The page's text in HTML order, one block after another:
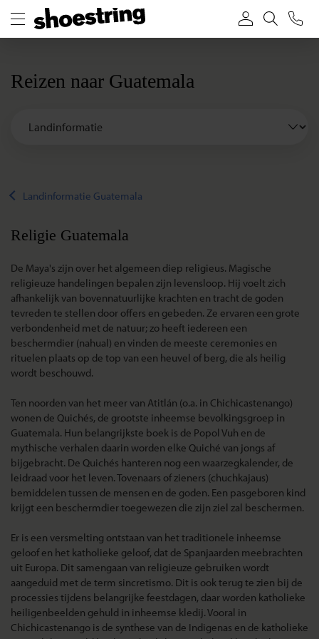
Reizen naar Guatemala
Landinformatie Guatemala
Religie Guatemala
De Maya's zijn over het algemeen diep religieus. Magische
religieuze handelingen bepalen zijn levensloop. Hij voelt zich
afhankelijk van bovennatuurlijke krachten en tracht de goden
tevreden te stellen door offers en gebeden. Ze ervaren een grote
verbondenheid met de natuur; zo heeft iedereen een
beschermdier (nahual) en vinden de meeste ceremonies en
rituelen plaats op de top van een heuvel of berg, die als heilig
wordt beschouwd.
Ten noorden van het meer van Atitlán (o.a. in Chichicastenango)
wonen de Quichés, de grootste inheemse bevolkingsgroep in
Guatemala. Hun belangrijkste boek is de Popol Vuh en de
mythische verhalen daarin worden elke Quiché van jongs af
bijgebracht. De Quichés hanteren nog een waarzegkalender, de
leidraad voor het leven. Tovenaars of zieners (chuchkajaus)
bemiddelen tussen de mensen en de goden. Een pasgeboren kind
krijgt een beschermdier toegewezen die zijn ziel zal beschermen.
Er is een versmelting ontstaan van het traditionele inheemse
geloof en het katholieke geloof, dat de Spanjaarden meebrachten
uit Europa. Dit samengaan van religieuze gebruiken wordt
aangeduid met de term sincretismo. Dit is ook terug te zien bij de
processies tijdens belangrijke feestdagen, daar worden katholieke
heiligenbeelden gehuld in inheemse kledij. Vooral in
Chichicastenango is de synthese van de Indigenas en de katholieke